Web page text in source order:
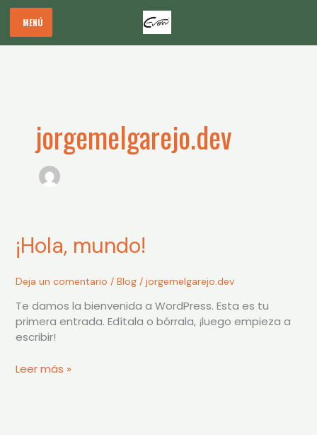
contenido
MENÚ
jorgemelgarejo.dev
¡Hola, mundo!
Deja un comentario / Blog/ jorgemelgarejo.dev
Te damos la bienvenida a WordPress. Esta es tu
primera entrada. Edítala o bórrala, ¡luego empieza a
escribir!
¡Hola,
mundo!
Leer más »